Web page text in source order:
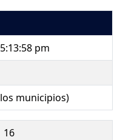
pm
municipios)
16